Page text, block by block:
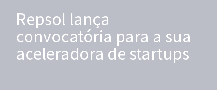
Repsol lança
convocatória para a sua
aceleradora de startups